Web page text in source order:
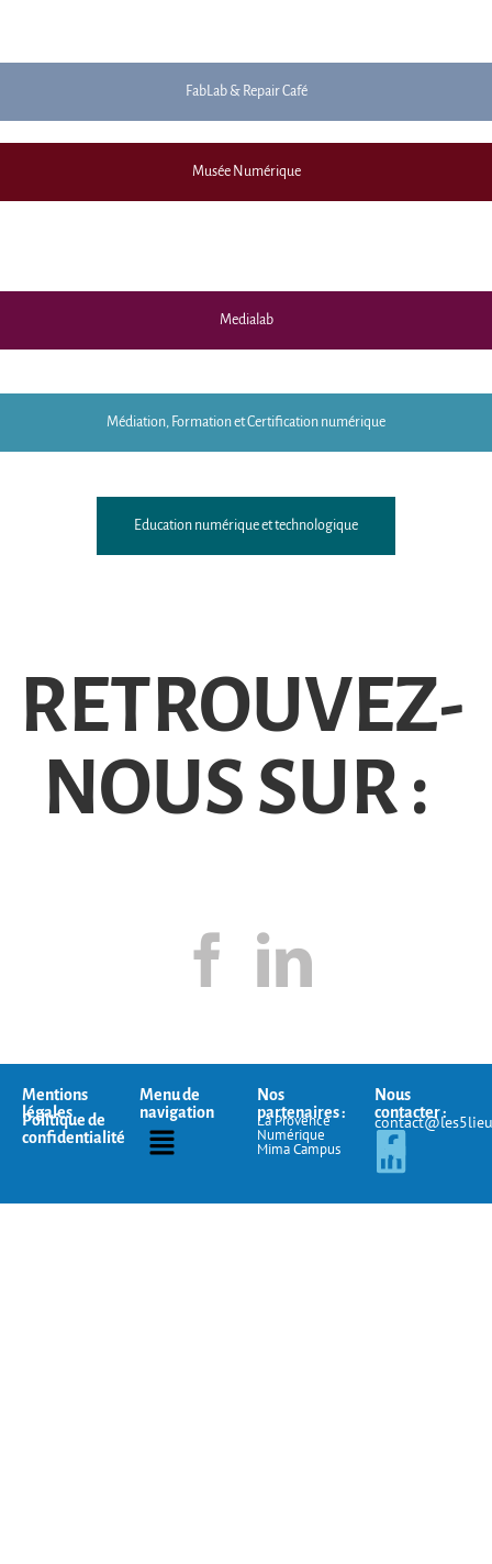
FabLab & Repair Café
Musée Numérique
Medialab
Médiation, Formation et Certification numérique
Education numérique et technologique
RETROUVEZ-
NOUS SUR :
Mentions
légales
Politique de
confidentialité
Menu de
navigation
Nos
partenaires :
La Provence
Numérique
Mima Campus
Nous
contacter :